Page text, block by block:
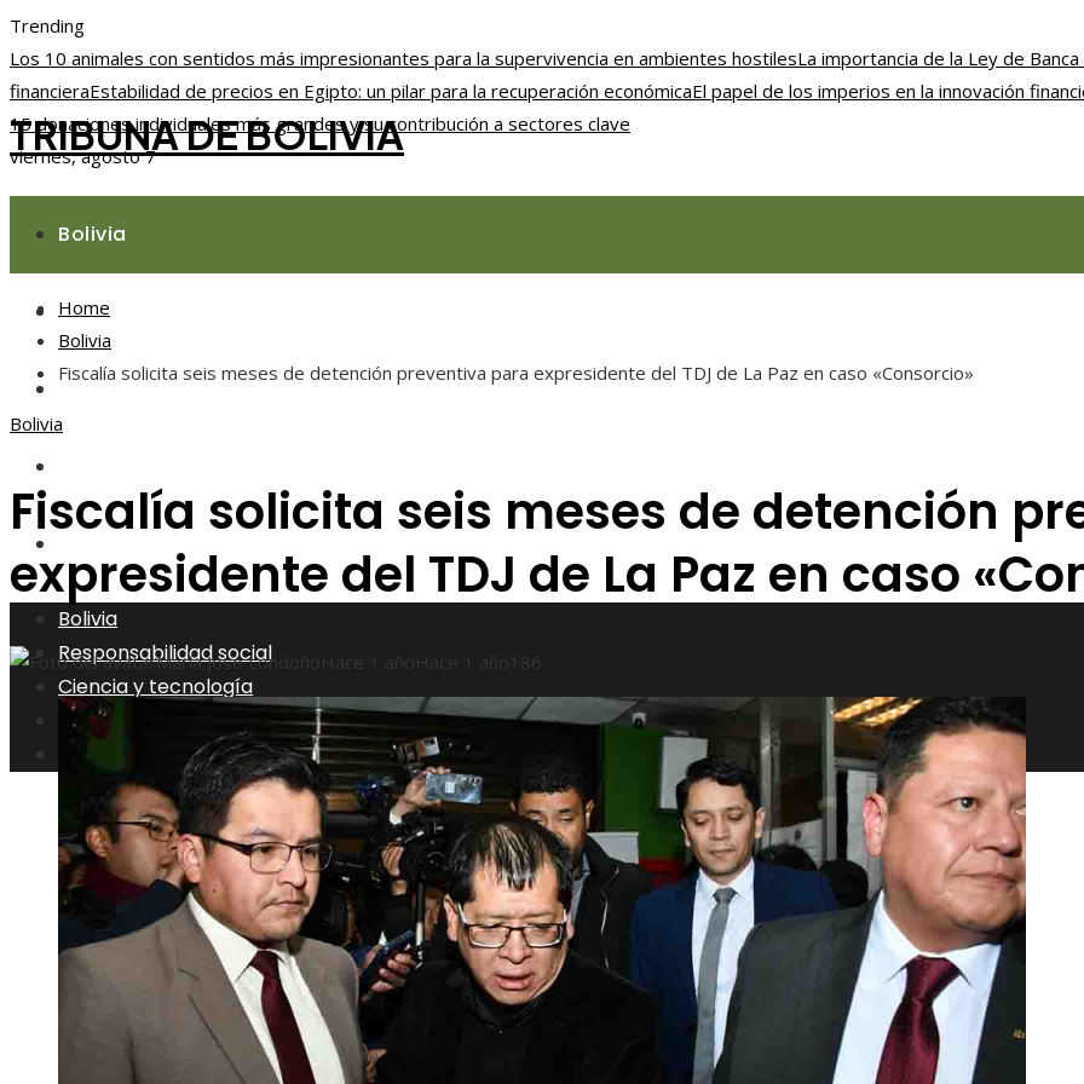
Trending
Los 10 animales con sentidos más impresionantes para la supervivencia en ambientes hostilesLa importancia de la Ley de
financieraEstabilidad de precios en Egipto: un pilar para la recuperación económicaEl papel de los imperios en la innovación
15 donaciones individuales más grandes y su contribución a sectores clave
viernes, agosto 7
TRIBUNA DE BOLIVIA
Bolivia
Responsabilidad social
Ciencia y tecnología
Bolivia
Responsabilidad social
Ciencia y tecnología
Cultura y ocio
Inversiones y negocios
Home
Bolivia
Fiscalía solicita seis meses de detención preventiva para expresidente del TDJ de La Paz en caso «Consorcio»
Bolivia
Fiscalía solicita seis meses de detención
expresidente del TDJ de La Paz en caso
María José Londoño Hace 1 año Hace 1 año